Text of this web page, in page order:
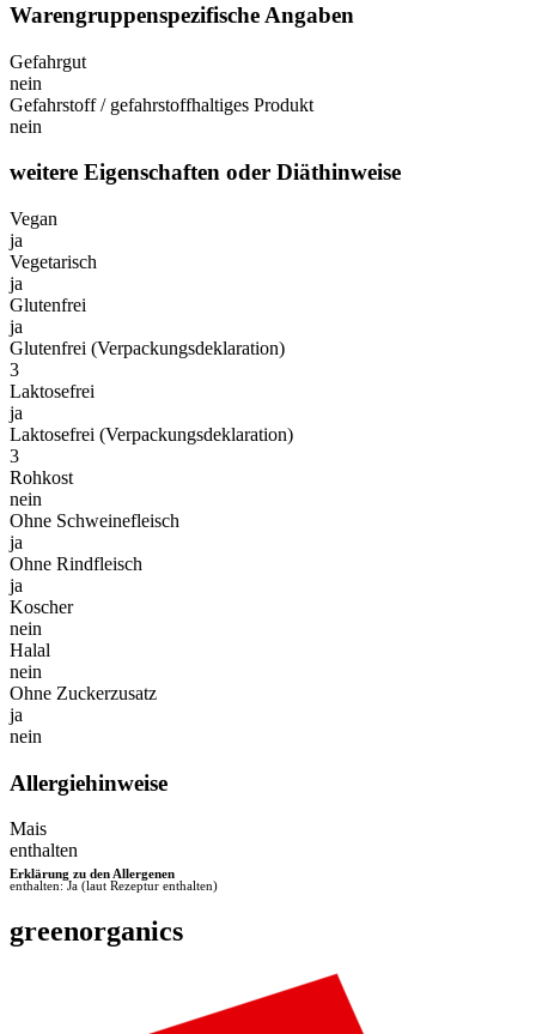
Warengruppenspezifische Angaben
Gefahrgut
nein
Gefahrstoff / gefahrstoffhaltiges Produkt
nein
weitere Eigenschaften oder Diäthinweise
Vegan
ja
Vegetarisch
ja
Glutenfrei
ja
Glutenfrei (Verpackungsdeklaration)
3
Laktosefrei
ja
Laktosefrei (Verpackungsdeklaration)
3
Rohkost
nein
Ohne Schweinefleisch
ja
Ohne Rindfleisch
ja
Koscher
nein
Halal
nein
Ohne Zuckerzusatz
ja
nein
Allergiehinweise
Mais
enthalten
Erklärung zu den Allergenen
enthalten: Ja (laut Rezeptur enthalten)
greenorganics